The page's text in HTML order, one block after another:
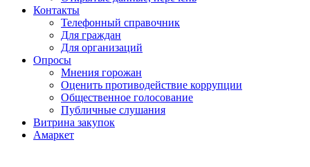
Контакты
Телефонный справочник
Для граждан
Для организаций
Опросы
Мнения горожан
Оценить противодействие коррупции
Общественное голосование
Публичные слушания
Витрина закупок
Амаркет